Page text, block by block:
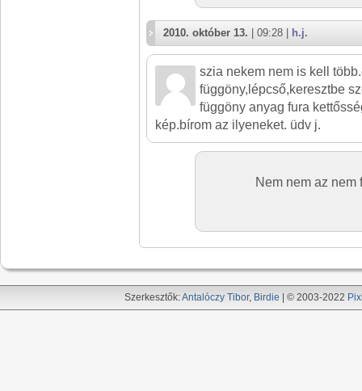
2010. október 13. | 09:28 | h.j.
szia nekem nem is kell
függöny,lépcső,keresztbe
függöny anyag fura
kép.bírom az ilyeneket. üdv j.
Nem nem az
Szerkesztők:Antalóczy Tibor, Birdie | © 2003-2022